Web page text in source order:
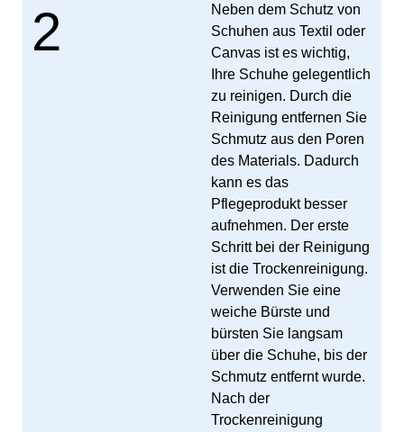
2
Neben dem Schutz von
Schuhen aus Textil oder
Canvas ist es wichtig,
Ihre Schuhe gelegentlich
zu reinigen. Durch die
Reinigung entfernen Sie
Schmutz aus den Poren
des Materials. Dadurch
kann es das
Pflegeprodukt besser
aufnehmen. Der erste
Schritt bei der Reinigung
ist die Trockenreinigung.
Verwenden Sie eine
weiche Bürste und
bürsten Sie langsam
über die Schuhe, bis der
Schmutz entfernt wurde.
Nach der
Trockenreinigung